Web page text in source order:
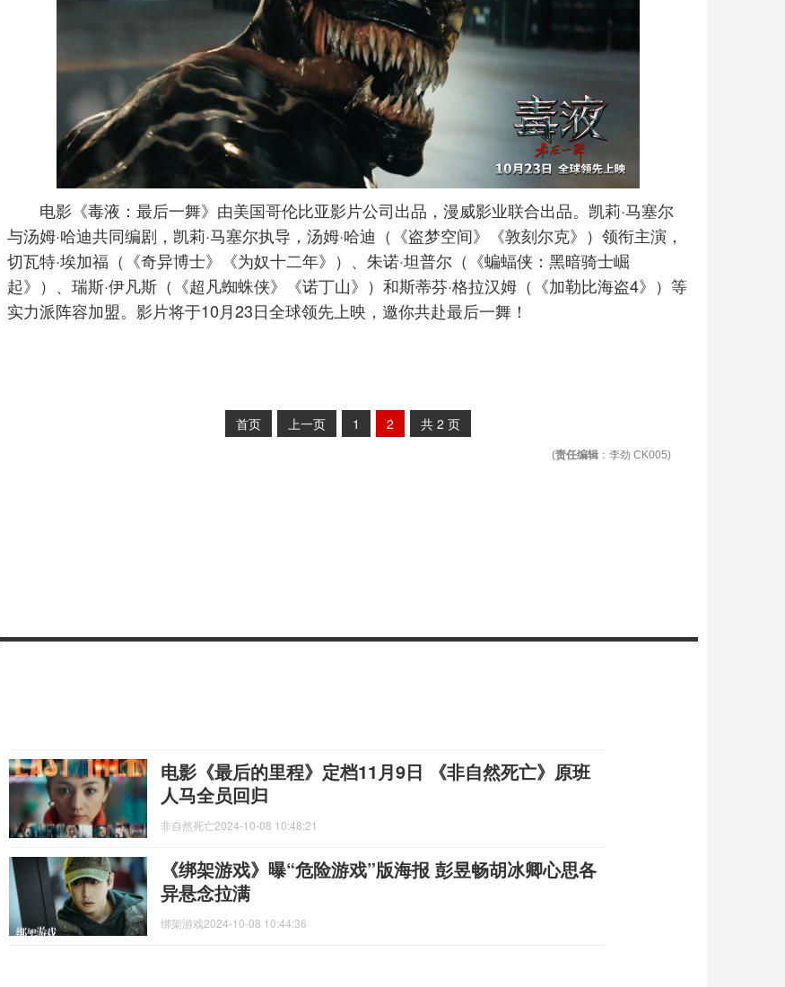
电影《毒液：最后一舞》由美国哥伦比亚影片公司出品，漫威影业联合出品。凯莉·马塞尔
与汤姆·哈迪共同编剧，凯莉·马塞尔执导，汤姆·哈迪（《盗梦空间》《敦刻尔克》）领衔主演，
切瓦特·埃加福（《奇异博士》《为奴十二年》）、朱诺·坦普尔（《蝙蝠侠：黑暗骑士崛
起》）、瑞斯·伊凡斯（《超凡蜘蛛侠》《诺丁山》）和斯蒂芬·格拉汉姆（《加勒比海盗4》）等
实力派阵容加盟。影片将于10月23日全球领先上映，邀你共赴最后一舞！
首页 上一页 1 2 共 2 页
(责任编辑 ：李劲 CK005)
电影《最后的里程》定档11月9日 《非自然死亡》原班
人马全员回归
非自然死亡2024-10-08 10:48:21
《绑架游戏》曝“危险游戏”版海报 彭昱畅胡冰卿心思各
异悬念拉满
绑架游戏2024-10-08 10:44:36